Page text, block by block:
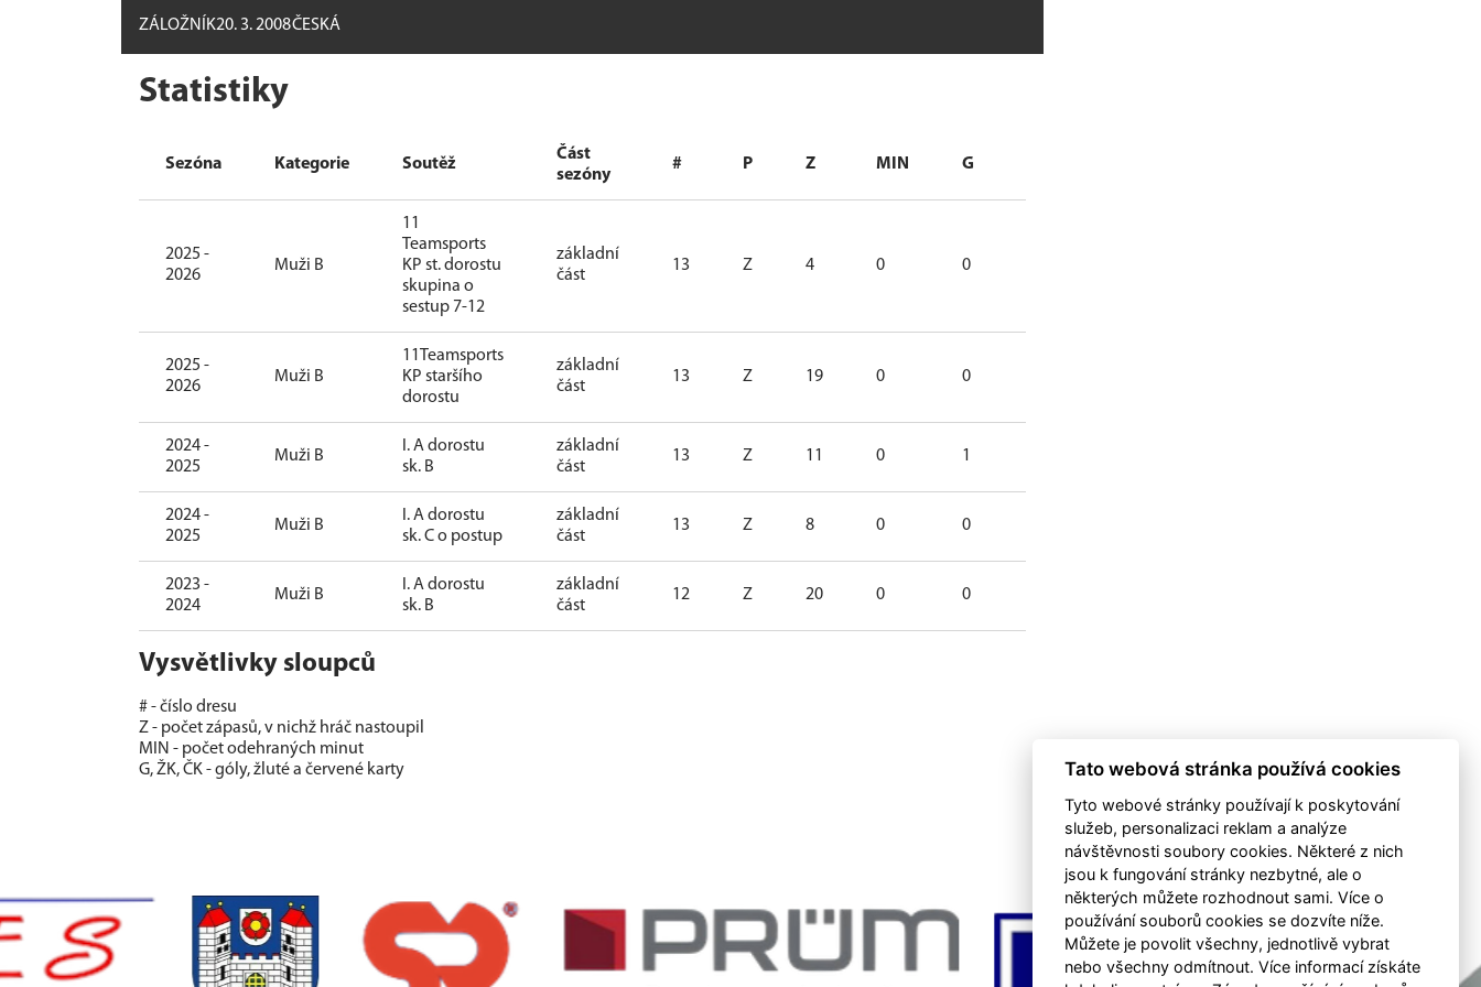
ZÁLOŽNÍK20. 3. 2008ČESKÁ
Statistiky
Sezóna Kategorie Soutěž
Část
sezóny
# P Z MIN G
2025 -
2026
Muži B
11
Teamsports
KP st. dorostu
skupina o
sestup 7-12
základní
část
13 Z 4 0 0
2025 -
2026
Muži B
11Teamsports
KP staršího
dorostu
základní
část
13 Z 19 0 0
2024 -
2025
Muži B
I. A dorostu
sk. B
základní
část
13 Z 11 0 1
2024 -
2025
Muži B
I. A dorostu
sk. C o postup
základní
část
13 Z 8 0 0
2023 -
2024
Muži B
I. A dorostu
sk. B
základní
část
12 Z 20 0 0
Vysvětlivky sloupců
# - číslo dresu
Z - počet zápasů, v nichž hráč nastoupil
MIN - počet odehraných minut
G, ŽK, ČK - góly, žluté a červené karty
Tato webová stránka používá cookies
Tyto webové stránky používají k poskytování
služeb, personalizaci reklam a analýze
návštěvnosti soubory cookies. Některé z nich
jsou k fungování stránky nezbytné, ale o
některých můžete rozhodnout sami. Více o
používání souborů cookies se dozvíte níže.
Můžete je povolit všechny, jednotlivě vybrat
nebo všechny odmítnout. Více informací získáte